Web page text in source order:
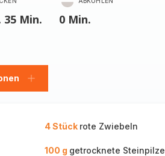
35 Min. 0 Min.
Personen
4 Stück rote Zwiebeln
100 g getrocknete Steinpilze